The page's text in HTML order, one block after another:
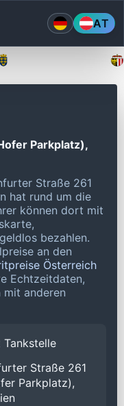
AT
Parkplatz),
Straße 261
hat rund um die
können dort mit
bezahlen.
an den
Österreich
Echtzeitdaten,
mit anderen
Tankstelle
Straße 261
Parkplatz),